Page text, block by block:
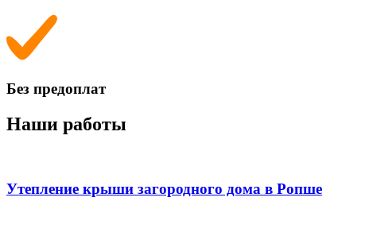
Без предоплат
Наши работы
Утепление крыши загородного дома в Ропше